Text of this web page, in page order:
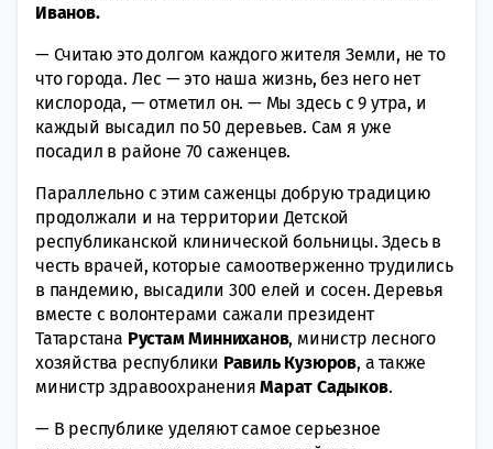
Иванов.
— Считаю это долгом каждого жителя Земли, не то
что города. Лес — это наша жизнь, без него нет
кислорода, — отметил он. — Мы здесь с 9 утра, и
каждый высадил по 50 деревьев. Сам я уже
посадил в районе 70 саженцев.
Параллельно с этим саженцы добрую традицию
продолжали и на территории Детской
республиканской клинической больницы. Здесь в
честь врачей, которые самоотверженно трудились
в пандемию, высадили 300 елей и сосен. Деревья
вместе с волонтерами сажали президент
Татарстана Рустам Минниханов, министр лесного
хозяйства республики Равиль Кузюров, а также
министр здравоохраненияМарат Садыков.
— В республике уделяют самое серьезное